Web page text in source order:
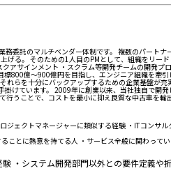
委託のマルチベンダー体制です。 複数のパー
る。 そのための1人目のPMとして、組織をリ
アサインメント ・スクラム等開発チームの開発
億〜900億円を目指し、エンジニア組織を
らを十分にバックアップするための企業基盤
けています。 2009年に創業以来、当社独自で
うことで、コストを最小に抑え良質な中古車を
ェクトマネージャーに類似する経験 ・ITコンサル
ことに熱意を持てる人 ・サービス全般に関わって
・システム開発部門以外との要件定